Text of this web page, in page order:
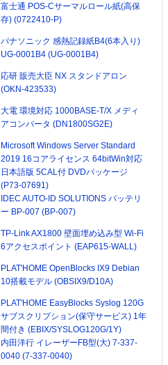
富士通 POS-Cサーマルロール紙(高保
存) (0722410-P)
パナソニック 感熱記録紙B4(6本入り)
UG-0001B4 (UG-0001B4)
応研 販売大臣 NX スタンドアロン
(OKN-423533)
大電 環境対応 1000BASE-T/X メディ
アコンバータ (DN1800SG2E)
Microsoft Windows Server Standard
2019 16コアライセンス 64bitWin対応
日本語版 5CAL付 DVDパッケージ
(P73-07691)
IDEC AUTO-ID SOLUTIONS バッテリ
ー BP-007 (BP-007)
TP-Link AX1800 壁面埋め込み型 Wi-Fi
6アクセスポイント (EAP615-WALL)
PLAT'HOME OpenBlocks IX9 Debian
10搭載モデル (OBSIX9/D10A)
PLAT'HOME EasyBlocks Syslog 120G
サブスクリプション(保守サービス) 1年
間付き (EBIX/SYSLOG120G/1Y)
内田洋行 イレーザーFB型(大) 7-337-
0040 (7-337-0040)